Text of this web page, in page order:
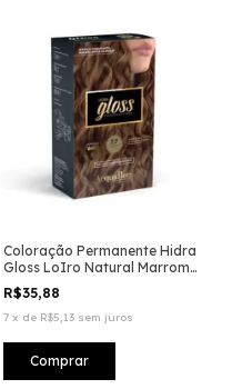
Coloração Permanente Hidra
Gloss LoIro Natural Marrom
7.7
R$35,88
7 x de R$5,13 sem juros